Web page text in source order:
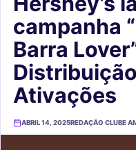
campanha
Barra
Ativações
ABRIL 14, 2025REDAÇÃO CLUBE